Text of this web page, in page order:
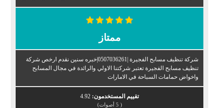
ممتاز
شركة تنظيف مسابح الفجيرة |0507036261|خبره سنين نقدم ارخص شركة
تنظيف مسابح الفجيرة تعتبر شركتنا الاولي والرائدة في مجال المسابح
واخواض حمامات السباحة في الامارات
تقييم المستخدمون: 4.92
(
5 أصوات)